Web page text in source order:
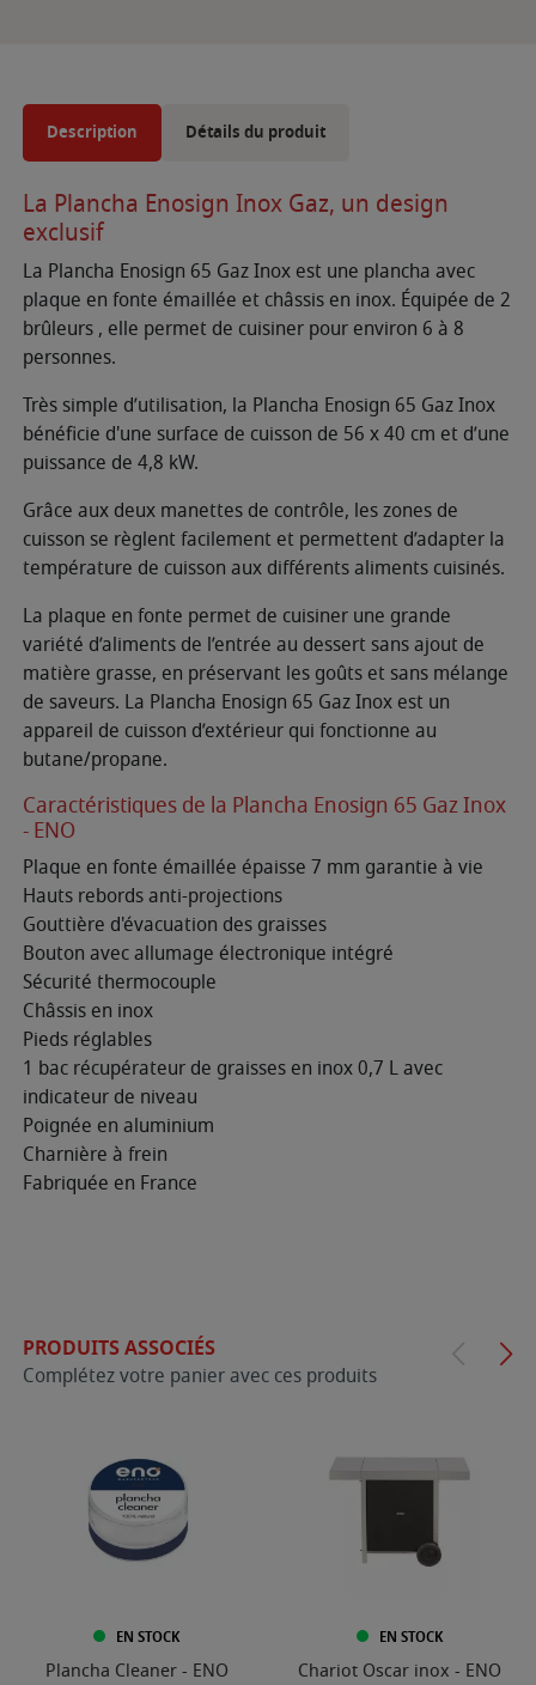
Description Détails du produit
La Plancha Enosign Inox Gaz, un design
exclusif
La Plancha Enosign 65 Gaz Inox est une plancha avec
plaque en fonte émaillée et châssis en inox. Équipée de 2
brûleurs , elle permet de cuisiner pour environ 6 à 8
personnes.
Très simple d’utilisation, la Plancha Enosign 65 Gaz Inox
bénéficie d'une surface de cuisson de 56 x 40 cm et d’une
puissance de 4,8 kW.
Grâce aux deux manettes de contrôle, les zones de
cuisson se règlent facilement et permettent d’adapter la
température de cuisson aux différents aliments cuisinés.
La plaque en fonte permet de cuisiner une grande
variété d’aliments de l’entrée au dessert sans ajout de
matière grasse, en préservant les goûts et sans mélange
de saveurs. La Plancha Enosign 65 Gaz Inox est un
appareil de cuisson d’extérieur qui fonctionne au
butane/propane.
Caractéristiques de la Plancha Enosign 65 Gaz Inox
- ENO
Plaque en fonte émaillée épaisse 7 mm garantie à vie
Hauts rebords anti-projections
Gouttière d'évacuation des graisses
Bouton avec allumage électronique intégré
Sécurité thermocouple
Châssis en inox
Pieds réglables
1 bac récupérateur de graisses en inox 0,7 L avec
indicateur de niveau
Poignée en aluminium
Charnière à frein
Fabriquée en France
PRODUITS ASSOCIÉS
Complétez votre panier avec ces produits
EN STOCK
Plancha Cleaner - ENO
EN STOCK
Chariot Oscar inox - ENO